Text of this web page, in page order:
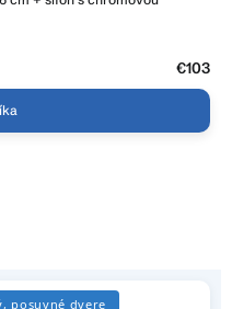
€103
posuvné dvere